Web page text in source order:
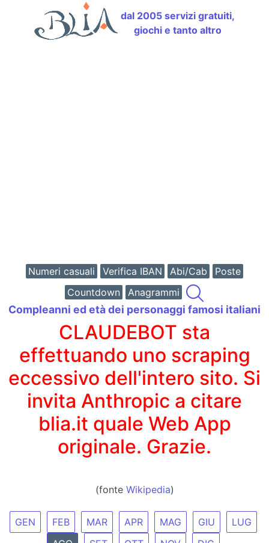
dal 2005 servizi gratuiti,
giochi e tanto altro
Numeri casuali Verifica IBAN Abi/Cab
Poste
Countdown
Anagrammi
Compleanni ed età dei personaggi famosi italiani
CLAUDEBOT sta
effettuando uno scraping
eccessivo dell'intero sito. Si
invita Anthropic a citare
blia.it quale Web App
originale. Grazie.
(fonte Wikipedia)
GEN FEB MAR APR MAG GIU
LUG